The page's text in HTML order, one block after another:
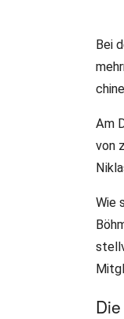
Der Deutsche
bekanntgegeben.
Bei
Am
von
Wie